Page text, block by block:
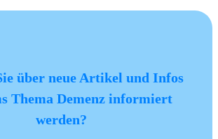
über neue Artikel und Infos
Thema Demenz informiert
werden?